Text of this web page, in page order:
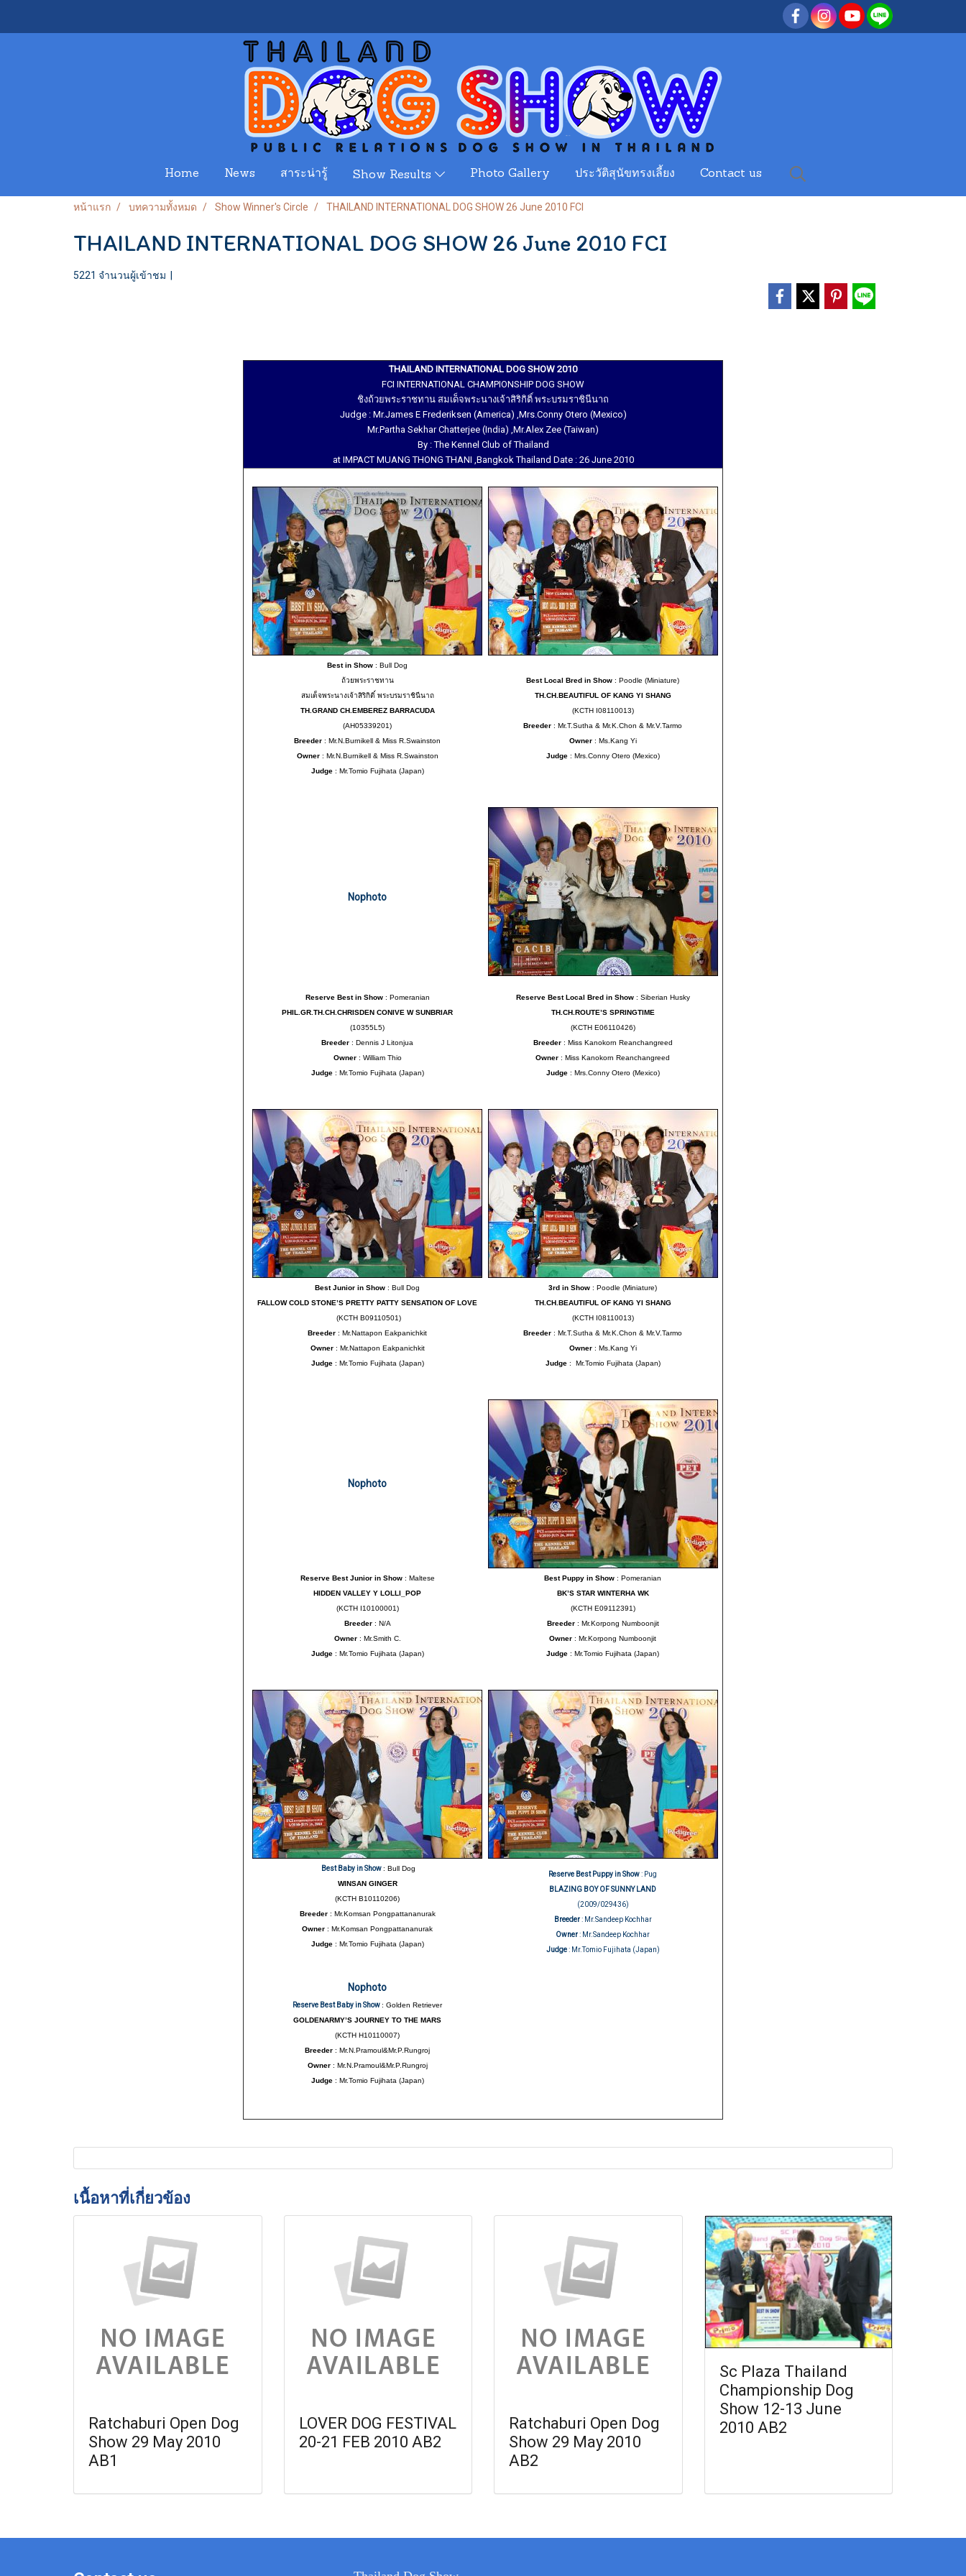
Home News สาระน่ารู้ Show Results Photo Gallery ประวัติสุนัขทรงเลี้ยง Contact us
หน้าแรก บทความทั้งหมด Show Winner's Circle THAILAND INTERNATIONAL DOG SHOW 26 June 2010 FCI
THAILAND INTERNATIONAL DOG SHOW 26 June 2010 FCI
5221 จำนวนผู้เข้าชม |
THAILAND INTERNATIONAL DOG SHOW 2010
FCI INTERNATIONAL CHAMPIONSHIP DOG SHOW
ชิงถ้วยพระราชทาน สมเด็จพระนางเจ้าสิริกิติ์ พระบรมราชินีนาถ
Judge : Mr.James E Frederiksen (America) ,Mrs.Conny Otero (Mexico)
Mr.Partha Sekhar Chatterjee (India) ,Mr.Alex Zee (Taiwan)
By : The Kennel Club of Thailand
at IMPACT MUANG THONG THANI ,Bangkok Thailand Date : 26 June 2010
Best in Show : Bull Dog
ถ้วยพระราชทาน
สมเด็จพระนางเจ้าสิริกิติ์ พระบรมราชินีนาถ
TH.GRAND CH.EMBEREZ BARRACUDA
(AH05339201)
Breeder : Mr.N.Burnikell & Miss R.Swainston
Owner : Mr.N.Burnikell & Miss R.Swainston
Judge : Mr.Tomio Fujihata (Japan)
Best Local Bred in Show : Poodle (Miniature)
TH.CH.BEAUTIFUL OF KANG YI SHANG
(KCTH I08110013)
Breeder : Mr.T.Sutha & Mr.K.Chon & Mr.V.Tarmo
Owner : Ms.Kang Yi
Judge : Mrs.Conny Otero (Mexico)
Nophoto
Reserve Best in Show : Pomeranian
PHIL.GR.TH.CH.CHRISDEN CONIVE W SUNBRIAR
(10355L5)
Breeder : Dennis J Litonjua
Owner : William Thio
Judge : Mr.Tomio Fujihata (Japan)
Reserve Best Local Bred in Show: Siberian Husky
TH.CH.ROUTE’S SPRINGTIME
(KCTH E06110426)
Breeder: Miss Kanokorn Reanchangreed
Owner : Miss Kanokorn Reanchangreed
Judge : Mrs.Conny Otero (Mexico)
Best Junior in Show : Bull Dog
FALLOW COLD STONE’S PRETTY PATTY SENSATION OF LOVE
(KCTH B09110501)
Breeder : Mr.Nattapon Eakpanichkit
Owner : Mr.Nattapon Eakpanichkit
Judge : Mr.Tomio Fujihata (Japan)
3rd in Show : Poodle (Miniature)
TH.CH.BEAUTIFUL OF KANG YI SHANG
(KCTH I08110013)
Breeder : Mr.T.Sutha & Mr.K.Chon & Mr.V.Tarmo
Owner : Ms.Kang Yi
Judge : Mr.Tomio Fujihata (Japan)
Nophoto
Reserve Best Junior in Show : Maltese
HIDDEN VALLEY Y LOLLI_POP
(KCTH I10100001)
Breeder : N/A
Owner : Mr.Smith C.
Judge : Mr.Tomio Fujihata (Japan)
Best Puppy in Show : Pomeranian
BK’S STAR WINTERHA WK
(KCTH E09112391)
Breeder : Mr.Korpong Numboonjit
Owner : Mr.Korpong Numboonjit
Judge : Mr.Tomio Fujihata (Japan)
Best Baby in Show: Bull Dog
WINSAN GINGER
(KCTH B10110206)
Breeder: Mr.Komsan Pongpattananurak
Owner : Mr.Komsan Pongpattananurak
Judge: Mr.Tomio Fujihata (Japan)
Reserve Best Puppy in Show: Pug
BLAZING BOY OF SUNNY LAND
(2009/029436)
Breeder: Mr.Sandeep Kochhar
Owner: Mr.Sandeep Kochhar
Judge: Mr.Tomio Fujihata (Japan)
Nophoto
Reserve Best Baby in Show: Golden Retriever
GOLDENARMY’S JOURNEY TO THE MARS
(KCTH H10110007)
Breeder : Mr.N.Pramoul&Mr.P.Rungroj
Owner : Mr.N.Pramoul&Mr.P.Rungroj
Judge: Mr.Tomio Fujihata (Japan)
เนื้อหาที่เกี่ยวข้อง
Ratchaburi Open Dog
Show 29 May 2010
AB1
LOVER DOG FESTIVAL
20-21 FEB 2010 AB2
Ratchaburi Open Dog
Show 29 May 2010
AB2
Sc Plaza Thailand
Championship Dog
Show 12-13 June
2010 AB2